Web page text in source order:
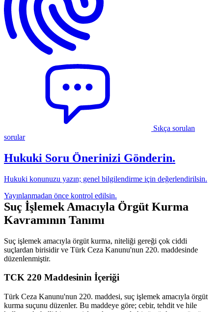
Sıkça sorulan
sorular
Hukuki Soru Önerinizi Gönderin.
Hukuki konunuzu yazın; genel bilgilendirme için değerlendirilsin.
Yayınlanmadan önce kontrol edilsin.
Suç İşlemek Amacıyla Örgüt Kurma
Kavramının Tanımı
Suç işlemek amacıyla örgüt kurma, niteliği gereği çok ciddi
suçlardan birisidir ve Türk Ceza Kanunu'nun 220. maddesinde
düzenlenmiştir.
TCK 220 Maddesinin İçeriği
Türk Ceza Kanunu'nun 220. maddesi, suç işlemek amacıyla örgüt
kurma suçunu düzenler. Bu maddeye göre; cebir, tehdit ve hile